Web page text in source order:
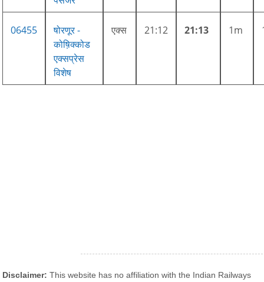
06455
षोरणूर -
कोष़िक्कोड
एक्सप्रेस
विशेष
एक्स 21:12 21:13 1m
Disclaimer: This website has no affiliation with the Indian Railways